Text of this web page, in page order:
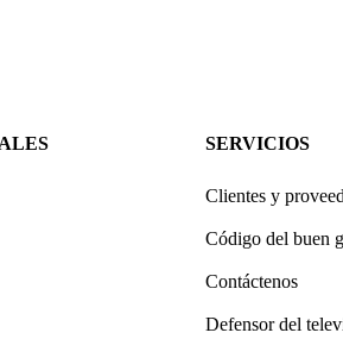
SERVICIOS
Clientes y
Código del buen
Contáctenos
Defensor del